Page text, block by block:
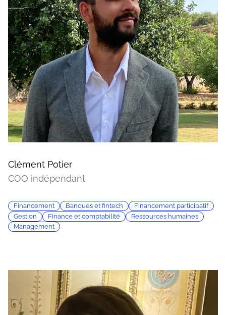
Clément Potier
COO indépendant
Financement Banques et fintech
Financement participatif
Gestion
Finance et comptabilité
Ressources humaines
Management